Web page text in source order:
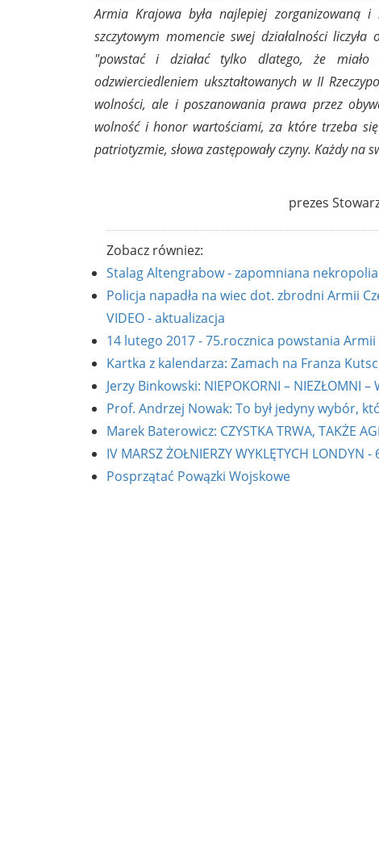
Armia Krajowa była najlepiej zorganizowaną
szczytowym momencie swej działalności
"powstać i działać tylko dlatego, że
odzwierciedleniem ukształtowanych w II
wolności, ale i poszanowania prawa przez
wolność i honor wartościami, za które trzeba
patriotyzmie, słowa zastępowały czyny. Każdy na
prezes
Zobacz równiez:
Stalag Altengrabow - zapomniana
Policja napadła na wiec dot. zbrodni Armii
VIDEO - aktualizacja
14 lutego 2017 - 75.rocznica powstania
Kartka z kalendarza: Zamach na Franza
Jerzy Binkowski: NIEPOKORNI –
Prof. Andrzej Nowak: To był jedyny wybór,
Marek Baterowicz: CZYSTKA TRWA, TAKŻE
IV MARSZ ŻOŁNIERZY WYKLĘTYCH LONDYN
Posprzątać Powązki Wojskowe